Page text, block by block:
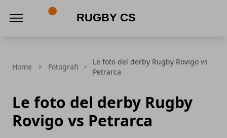
Home Fotografi
Le foto del derby Rugby Rovigo vs
Petrarca
Le foto del derby Rugby
Rovigo vs Petrarca